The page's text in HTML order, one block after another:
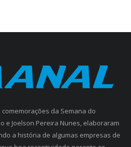
da Semana do
e Joelson Pereira Nunes, elaboraram
a história de algumas empresas de